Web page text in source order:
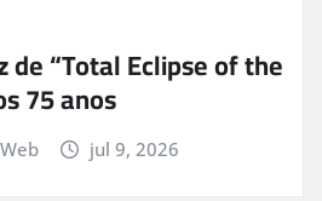
de “Total Eclipse of the
75 anos
jul 9, 2026